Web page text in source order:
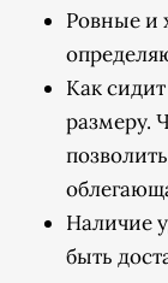
Ровные и
Как
размеру.
Наличие
быть